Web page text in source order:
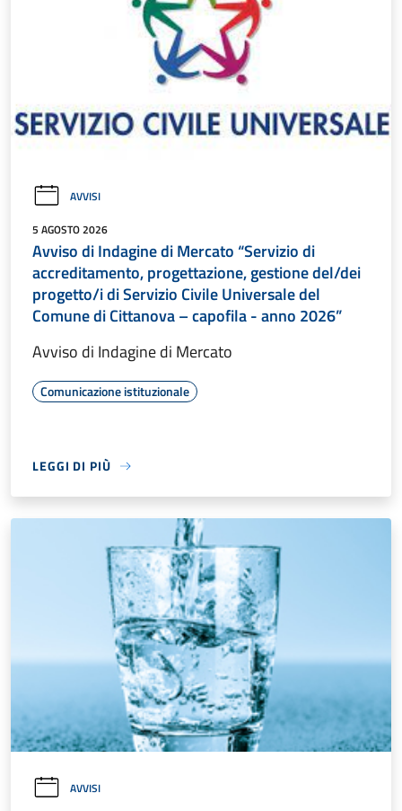
AVVISI
5 AGOSTO 2026
Avviso di Indagine di Mercato “Servizio di
accreditamento, progettazione, gestione del/dei
progetto/i di Servizio Civile Universale del
Comune di Cittanova – capofila - anno 2026”
Avviso di Indagine di Mercato
Comunicazione istituzionale
LEGGI DI PIÙ
AVVISI